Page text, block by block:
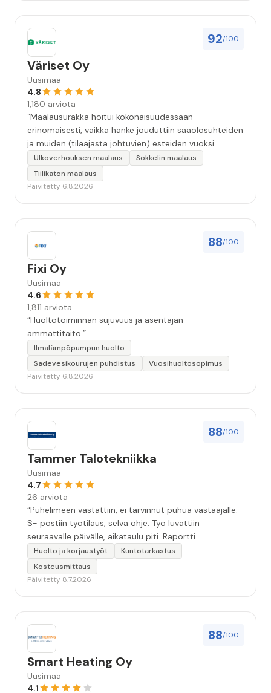
92/100
Väriset Oy
Uusimaa
4.8
1,180 arviota
“Maalausurakka hoitui kokonaisuudessaan
erinomaisesti, vaikka hanke jouduttiin sääolosuhteiden
ja muiden (tilaajasta johtuvien) esteiden vuoksi
keskeyttämään n. 3 viikoksi. Maalaistulos on oikein
hyvä, yhteydenpito erinomaista, jälkityöt tehtiin
huolellisesti. Suosittelen. Erityiskiitos itse maalareille:
Ulkoverhouksen maalaus
Sokkelin maalaus
Tiilikaton maalaus
Päivitetty 6.8.2026
88/100
Fixi Oy
Uusimaa
4.6
1,811 arviota
“Huoltotoiminnan sujuvuus ja asentajan
ammattitaito.”
Ilmalämpöpumpun huolto
Sadevesikourujen puhdistus
Vuosihuoltosopimus
Päivitetty 6.8.2026
88/100
Tammer Talotekniikka
Uusimaa
4.7
26 arviota
“Puhelimeen vastattiin, ei tarvinnut puhua vastaajalle.
S- postiin työtilaus, selvä ohje. Työ luvattiin
seuraavalle päivälle, aikataulu piti. Raportti
kartoituksesta tuli vielä samana päivänä..Kattava
selvitys. Työn kuvaus havannoillistettiin selvästi.
Huolto ja korjaustyöt
Kuntotarkastus
Kosteusmittaus
Päivitetty 8.7.2026
88/100
Smart Heating Oy
Uusimaa
4.1